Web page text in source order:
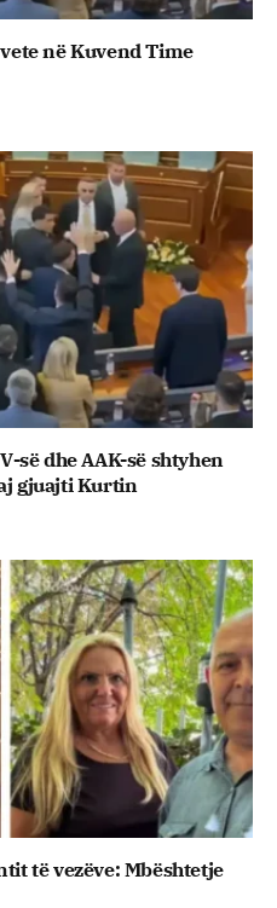
në Kuvend Time
së dhe AAK-së shtyhen
gjuajti Kurtin
të vezëve: Mbështetje